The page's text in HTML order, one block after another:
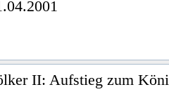
II: Aufstieg zum